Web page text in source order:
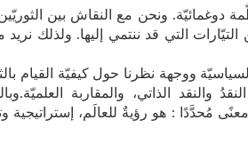
دوغمائيّة. ونحن مع النقاش بين
التيّارات التي قد ننتمي إليها. ولذلك
ووجهة نظرنا حول كيفيّة القيام
النقدُ والنقد الذاتي، والمقاربة
معنًى مُحدَّدًا : هو رؤيةٌ للعالَم،